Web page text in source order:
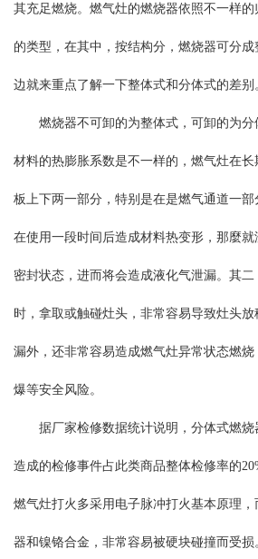
其充足燃烧。燃气灶的燃烧器依照不一样
的类型，在其中，按结构分，燃烧器可分
边就来重点了解一下整体式和分体式的差别
燃烧器不可卸的为整体式，可卸的为
材料的热膨胀系数是不一样的，燃气灶在
板上下两一部分，特别是在是燃气通道一部
在使用一段时间后造成材料热变形，那麼
密封状态，进而将会造成液化气泄漏。其
时，拿取或触碰灶头，非常容易导致灶头
漏外，还非常容易造成燃气灶异常状态燃
爆等安全风险。
据厂家检修数据统计说明，分体式燃
造成的检修事件占此类商品整体检修率的
燃气灶打火多采用电子脉冲打火基本原理
器和镍铬合金，非常容易被硬块碰撞而受